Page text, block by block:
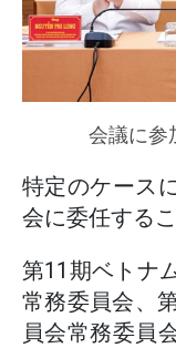
会議に参
特定のケース
会に委任する
第11期ベトナ
常務委員会、
員会常務委員